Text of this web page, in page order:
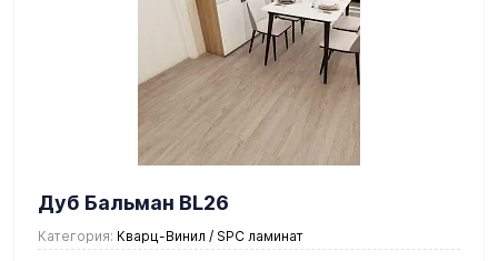
Дуб Бальман BL26
Категория: Кварц-Винил / SPC ламинат